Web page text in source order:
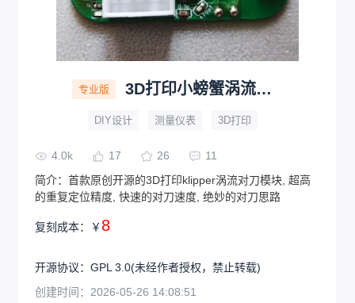
专业版 3D打印小螃蟹涡流校准XY偏移
DIY设计 测量仪表 3D打印
4.0k 17 26
11
简介： 首款原创开源的3D打印klipper涡流对刀模块, 超高
的重复定位精度, 快速的对刀速度, 绝妙的对刀思路
复刻成本： ￥ 8
开源协议： GPL 3.0(未经作者授权，禁止转载)
创建时间： 2026-05-26 14:08:51